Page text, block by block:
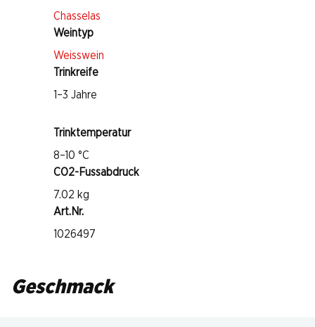
Chasselas
Weintyp
Weisswein
Trinkreife
1–3 Jahre
Trinktemperatur
8–10 °C
CO2-Fussabdruck
7.02 kg
Art.Nr.
1026497
Geschmack